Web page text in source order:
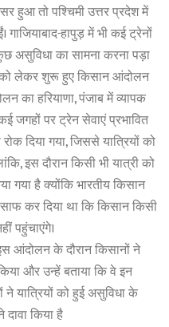
हुआ तो पश्चिमी उत्तर प्रदेश में
हापुड़ में भी कई ट्रेनों
असुविधा का सामना करना पड़ा
को लेकर शुरू हुए किसान आंदोलन
का हरियाणा, पंजाब में व्यापक
जगहों पर ट्रेन सेवाएं प्रभावित
दिया गया, जिससे यात्रियों को
इस दौरान किसी भी यात्री को
गया है क्योंकि भारतीय किसान
कर दिया था कि किसान किसी
पहुंचाएंगे।
आंदोलन के दौरान किसानों ने
और उन्हें बताया कि वे इन
ने यात्रियों को हुई असुविधा के
किया है